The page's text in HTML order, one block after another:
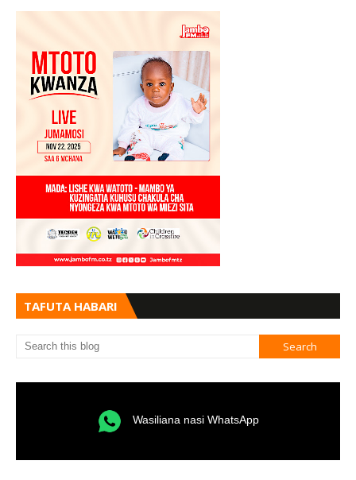
TAFUTA HABARI
Wasiliana nasi WhatsApp